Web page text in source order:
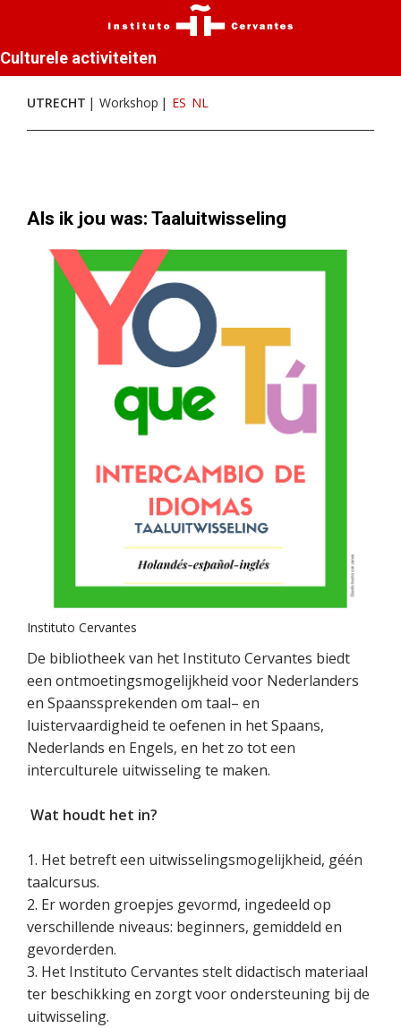
Culturele activiteiten
UTRECHT Workshop ES NL
Als ik jou was: Taaluitwisseling
Instituto Cervantes
De bibliotheek van het Instituto Cervantes biedt
een ontmoetingsmogelijkheid voor Nederlanders
en Spaanssprekenden om taal– en
luistervaardigheid te oefenen in het Spaans,
Nederlands en Engels, en het zo tot een
interculturele uitwisseling te maken.
Wat houdt het in?
1. Het betreft een uitwisselingsmogelijkheid, géén
taalcursus.
2. Er worden groepjes gevormd, ingedeeld op
verschillende niveaus: beginners, gemiddeld en
gevorderden.
3. Het Instituto Cervantes stelt didactisch materiaal
ter beschikking en zorgt voor ondersteuning bij de
uitwisseling.